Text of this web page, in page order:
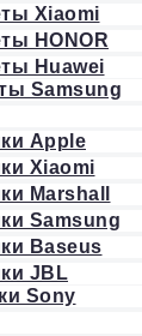
Xiaomi
HONOR
Huawei
Samsung
Apple
Xiaomi
Marshall
Samsung
Baseus
JBL
Sony